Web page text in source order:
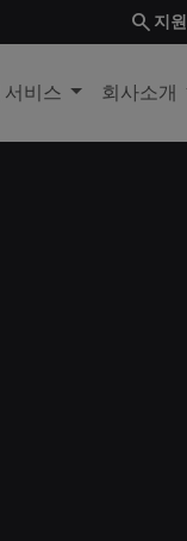
search 지원
서비스 회사소개